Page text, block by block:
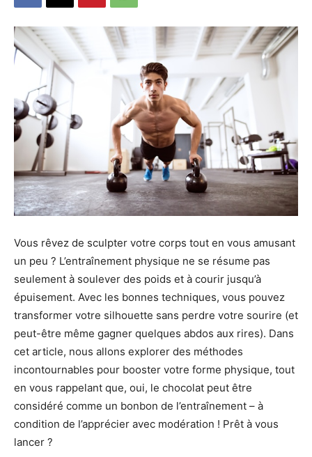
Vous rêvez de sculpter votre corps tout en vous amusant
un peu ? L’entraînement physique ne se résume pas
seulement à soulever des poids et à courir jusqu’à
épuisement. Avec les bonnes techniques, vous pouvez
transformer votre silhouette sans perdre votre sourire (et
peut-être même gagner quelques abdos aux rires). Dans
cet article, nous allons explorer des méthodes
incontournables pour booster votre forme physique, tout
en vous rappelant que, oui, le chocolat peut être
considéré comme un bonbon de l’entraînement – à
condition de l’apprécier avec modération ! Prêt à vous
lancer ?